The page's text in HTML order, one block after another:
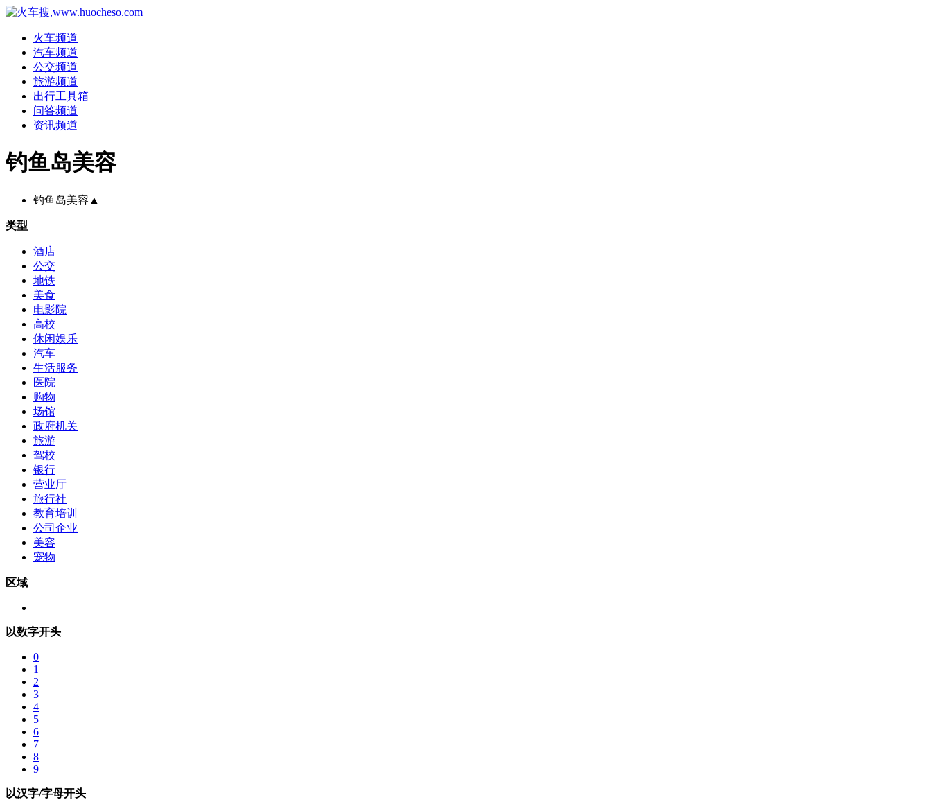
火车频道
汽车频道
公交频道
旅游频道
出行工具箱
问答频道
资讯频道
钓鱼岛美容
钓鱼岛美容 ▲
类型
酒店
公交
地铁
美食
电影院
高校
休闲娱乐
汽车
生活服务
医院
购物
场馆
政府机关
旅游
驾校
银行
营业厅
旅行社
教育培训
公司企业
美容
宠物
区域
以数字开头
0
1
2
3
4
5
6
7
8
9
以汉字/字母开头